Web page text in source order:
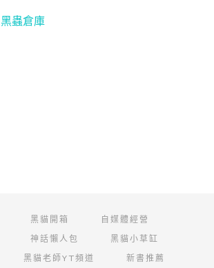
黑蟲倉庫
黑貓開箱
自媒體經營
神話懶人包
黑貓小草缸
黑貓老師YT頻道 新書推薦